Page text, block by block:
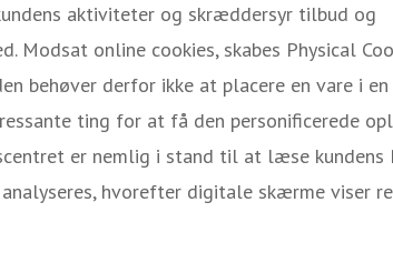
aktiviteter og skræddersyr tilbud og
Modsat online cookies, skabes Physical
behøver derfor ikke at placere en vare i en
ting for at få den personificerede
er nemlig i stand til at læse kundens
hvorefter digitale skærme viser